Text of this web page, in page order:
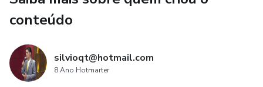
conteúdo
silvioqt@hotmail.com
8 Ano Hotmarter